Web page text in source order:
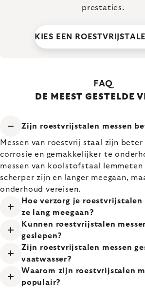
prestaties.
KIES EEN
FAQ
DE MEEST GESTELDE
Zijn roestvrijstalen messen
Messen van roestvrij staal zijn
corrosie en gemakkelijker te
messen van koolstofstaal lemmeten
scherper zijn en langer meegaan,
onderhoud vereisen.
Hoe verzorg je roestvrijstalen
ze lang meegaan?
Kunnen roestvrijstalen
geslepen?
Zijn roestvrijstalen messen
vaatwasser?
Waarom zijn roestvrijstalen
populair?